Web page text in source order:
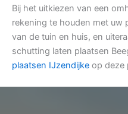
Bij het uitkiezen van een
rekening te houden met uw
van de tuin en huis, en
schutting laten plaatsen
plaatsen IJzendijke op deze